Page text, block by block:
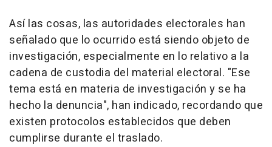
Así las cosas, las autoridades electorales han
señalado que lo ocurrido está siendo objeto de
investigación, especialmente en lo relativo a la
cadena de custodia del material electoral. "Ese
tema está en materia de investigación y se ha
hecho la denuncia", han indicado, recordando que
existen protocolos establecidos que deben
cumplirse durante el traslado.